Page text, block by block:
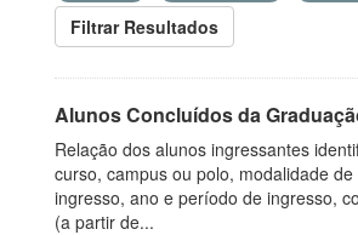
Filtrar Resultados
Alunos Concluídos da
Relação dos alunos ingressantes
curso, campus ou polo, modalidade
ingresso, ano e período de ingresso,
(a partir de...